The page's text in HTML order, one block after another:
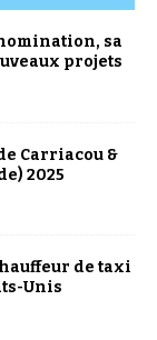
sa
projets
Carriacou &
2025
de taxi
Unis